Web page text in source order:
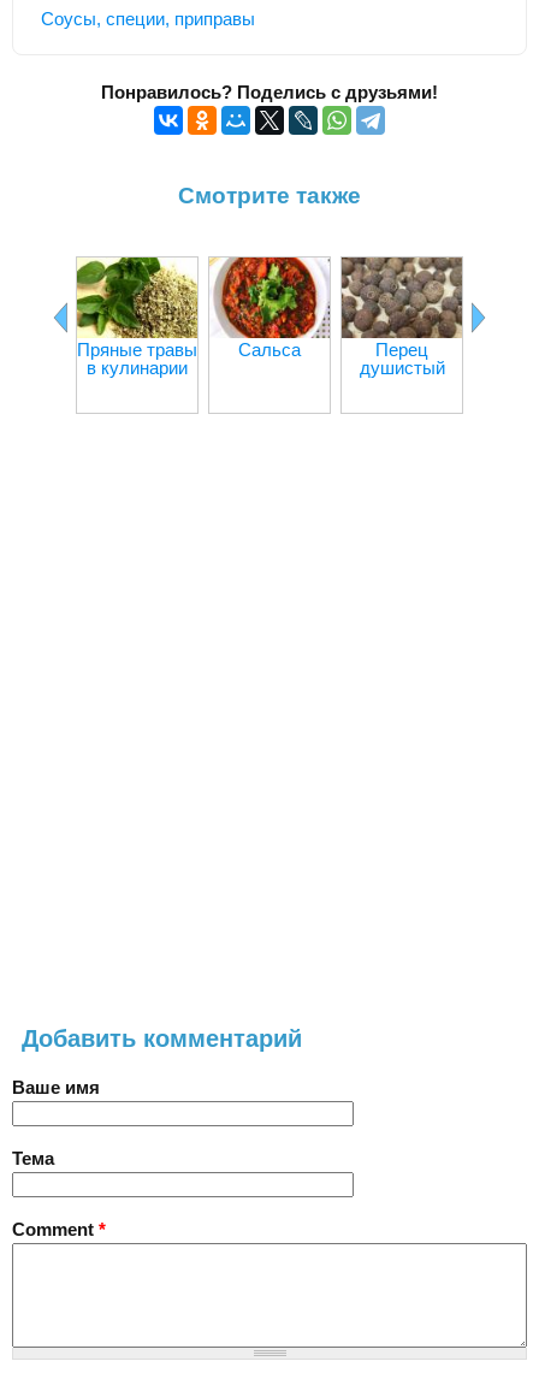
Соусы, специи, приправы
Понравилось? Поделись с друзьями!
Смотрите также
Пряные травы
в кулинарии
Сальса
Перец
душистый
Добавить комментарий
Ваше имя
Тема
Comment *